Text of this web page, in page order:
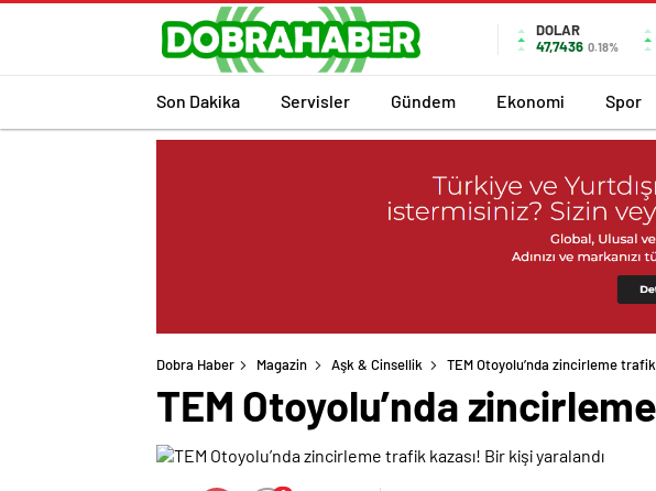
DOLAR
47,7436 0.18%
Son Dakika Servisler Gündem Ekonomi Spor
Dobra Haber Magazin Aşk & Cinsellik TEM Otoyolu’nda zincirleme
TEM Otoyolu’nda